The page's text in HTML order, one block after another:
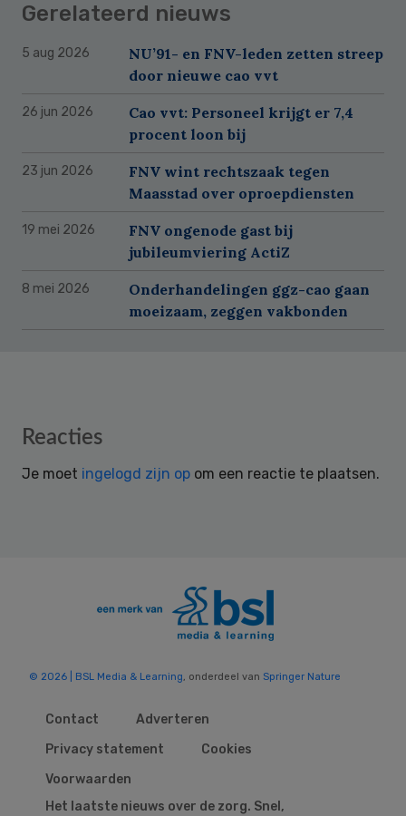
Gerelateerd nieuws
5 aug 2026
NU’91- en FNV-leden zetten streep
door nieuwe cao vvt
26 jun 2026
Cao vvt: Personeel krijgt er 7,4
procent loon bij
23 jun 2026
FNV wint rechtszaak tegen
Maasstad over oproepdiensten
19 mei 2026
FNV ongenode gast bij
jubileumviering ActiZ
8 mei 2026
Onderhandelingen ggz-cao gaan
moeizaam, zeggen vakbonden
Reader
Reacties
Je moet ingelogd zijn op om een reactie te plaatsen.
© 2026 | BSL Media & Learning, onderdeel van Springer Nature
Contact
Adverteren
Privacy statement
Cookies
Voorwaarden
Het laatste nieuws over de zorg. Snel,